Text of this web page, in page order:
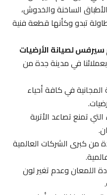
الساخنة والخدوش،
تبدو وكأنها قطعة فنية
لصيانة الأرضيات
في مدينة جدة من
في كافة أحياء
تمنع تصاعد الأتربة
كبرى الشركات العالمية
وعدم تغير لون